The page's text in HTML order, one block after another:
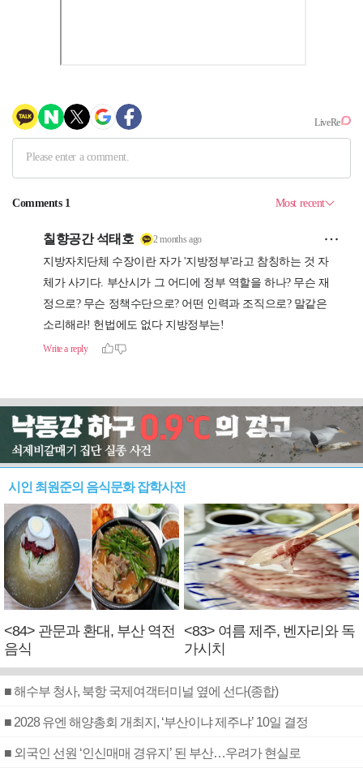
시인 최원준의 음식문화 잡학사전
<84> 관문과 환대, 부산 역전
음식
<83> 여름 제주, 벤자리와 독
가시치
■ 해수부 청사, 북항 국제여객터미널 옆에 선다(종합)
■ 2028 유엔 해양총회 개최지, ‘부산이냐 제주냐’ 10일 결정
■ 외국인 선원 ‘인신매매 경유지’ 된 부산…우려가 현실로